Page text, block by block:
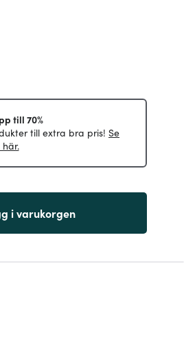
till 70%
till extra bra pris! Se
i varukorgen